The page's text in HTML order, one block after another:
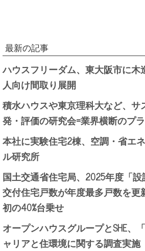
最新の記事
ハウスフリーダム、東大阪市に木
人向け間取り展開
積水ハウスや東京理科大など、サ
発・評価の研究会=業界横断のプ
本社に実験住宅2棟、空調・省エ
ル研究所
国土交通省住宅局、2025年度「設
交付住宅戸数が年度最多戸数を更
初の40%台乗せ
オープンハウスグループとSHE、
ャリアと住環境に関する調査実施